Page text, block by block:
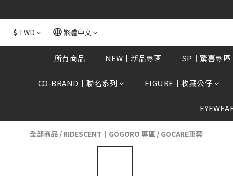
全館消費滿額
$ TWD 繁體中文
所有商品 NEW┃新品專區 SP┃驚喜專區
CO-BRAND┃聯名系列 FIGURE┃收藏公仔
全部商品 / RIDESCENT┃GOGORO 專區 / GOCARE車套